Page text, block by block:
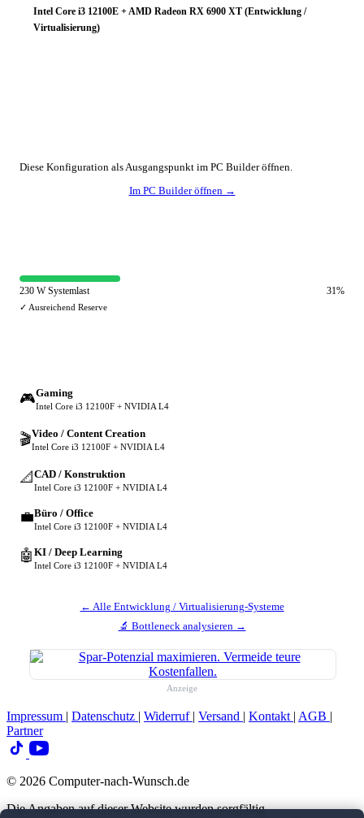
Intel Core i3 12100E + AMD Radeon RX 6900 XT (Entwicklung /
Virtualisierung)
Diese Konfiguration als Ausgangspunkt im PC Builder öffnen.
Im PC Builder öffnen →
230 W Systemlast 31%
✓ Ausreichend Reserve
🎮Gaming
Intel Core i3 12100F + NVIDIA L4
🎬Video / Content Creation
Intel Core i3 12100F + NVIDIA L4
📐 CAD / Konstruktion
Intel Core i3 12100F + NVIDIA L4
💼Büro / Office
Intel Core i3 12100F + NVIDIA L4
🤖 KI / Deep Learning
Intel Core i3 12100F + NVIDIA L4
← Alle Entwicklung / Virtualisierung-Systeme
🔬 Bottleneck analysieren →
Anzeige
Impressum | Datenschutz | Widerruf | Versand | Kontakt | AGB |
Partner
© 2026 Computer-nach-Wunsch.de
Die Angaben auf dieser Website wurden sorgfältig